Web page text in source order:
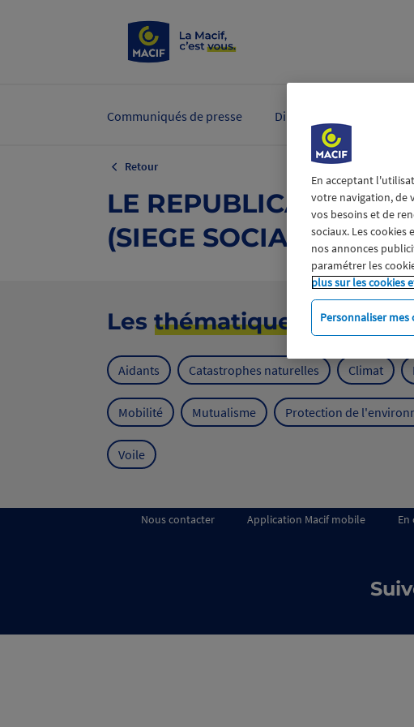
Communiqués de presse Dirigeants et experts
Retour
LE REPUBLICAIN
(SIEGE SOCIAL)
Les thématiques
Aidants Catastrophes naturelles Climat
Mobilité Mutualisme Protection de
Voile
Nous contacter Application Macif mobile En
En acceptant
votre navigation, de
vos besoins et de
sociaux. Les
nos annonces
paramétrer les
plus sur les cookies
Personnaliser mes